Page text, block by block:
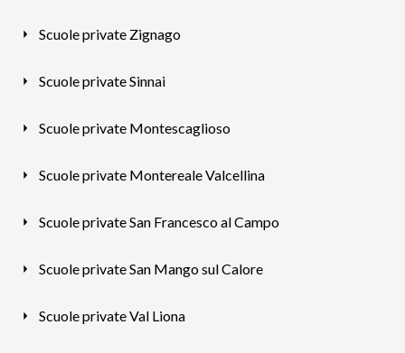
Scuole private Zignago
Scuole private Sinnai
Scuole private Montescaglioso
Scuole private Montereale Valcellina
Scuole private San Francesco al Campo
Scuole private San Mango sul Calore
Scuole private Val Liona